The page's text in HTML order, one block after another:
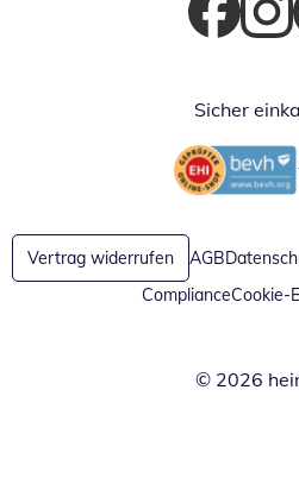
Öffnet inÖffnet
Sicher
Öffnet in
Vertrag widerrufen AGB
ComplianceCookie-
© 2026